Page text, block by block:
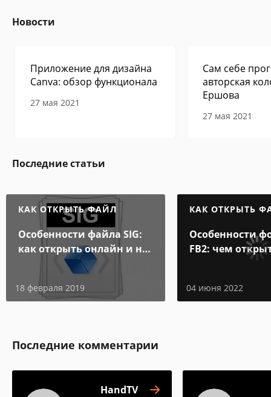
Новости
Приложение для дизайна
Canva: обзор функционала
27 мая 2021
Сам себе
авторская
Ершова
27 мая 2021
Последние статьи
КАК ОТКРЫТЬ ФАЙЛ
Особенности файла SIG:
как открыть онлайн и на
компьютере
18 февраля 2019
КАК ОТКРЫТЬ
Особенности
FB2: чем
электронной
04 июня 2022
Последние комментарии
HandTV